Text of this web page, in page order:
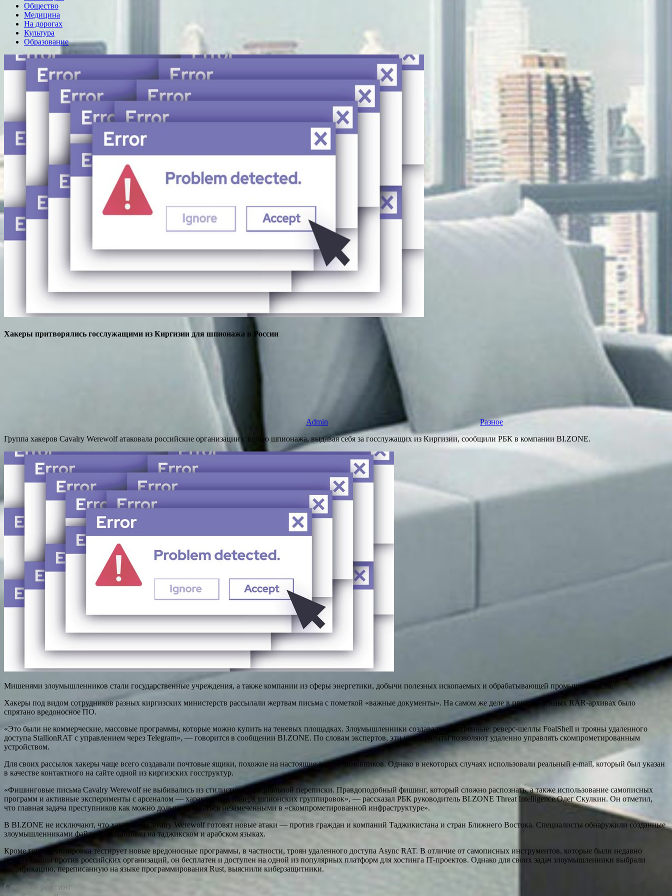
Общество
Медицина
На дорогах
Культура
Образование
Хакеры притворялись госслужащими из Киргизии для шпионажа в России
Admin
Разное
Группа хакеров Cavalry Werewolf атаковала российские организации с целью шпионажа, выдавая себя за госслужащих из Киргизии, сообщили РБК в компании BI.ZONE.
Мишенями злоумышленников стали государственные учреждения, а также компании из сферы энергетики, добычи полезных ископаемых и обрабатывающей промышленности.
Хакеры под видом сотрудников разных киргизских министерств рассылали жертвам письма с пометкой «важные документы». На самом же деле в прикрепленных RAR-архивах было
спрятано вредоносное ПО.
«Это были не коммерческие, массовые программы, которые можно купить на теневых площадках. Злоумышленники создавали собственные: реверс-шеллы FoalShell и трояны удаленного
доступа StallionRAT с управлением через Telegram», — говорится в сообщении BI.ZONE. По словам экспертов, эти инструменты позволяют удаленно управлять скомпрометированным
устройством.
Для своих рассылок хакеры чаще всего создавали почтовые ящики, похожие на настоящие адреса чиновников. Однако в некоторых случаях использовали реальный e-mail, который был указан
в качестве контактного на сайте одной из киргизских госструктур.
«Фишинговые письма Cavalry Werewolf не выбивались из стилистики официальной переписки. Правдоподобный фишинг, который сложно распознать, а также использование самописных
программ и активные эксперименты с арсеналом — характерный почерк шпионских группировок», — рассказал РБК руководитель BI.ZONE Threat Intelligence Олег Скулкин. Он отметил,
что главная задача преступников как можно дольше оставаться незамеченными в «скомпрометированной инфраструктуре».
В BI.ZONE не исключают, что хакеры из Cavalry Werewolf готовят новые атаки — против граждан и компаний Таджикистана и стран Ближнего Востока. Специалисты обнаружили созданные
злоумышленниками файлы с названиями на таджикском и арабском языках.
Кроме того, группировка тестирует новые вредоносные программы, в частности, троян удаленного доступа Async RAT. В отличие от самописных инструментов, которые были недавно
использованы против российских организаций, он бесплатен и доступен на одной из популярных платформ для хостинга IT-проектов. Однако для своих задач злоумышленники выбрали
модификацию, переписанную на языке программирования Rust, выяснили киберзащитники.
Средний рейтинг